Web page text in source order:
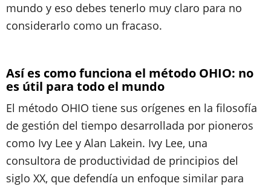
mundo y eso debes tenerlo muy claro para no
considerarlo como un fracaso.
Así es como funciona el método OHIO: no
es útil para todo el mundo
El método OHIO tiene sus orígenes en la filosofía
de gestión del tiempo desarrollada por pioneros
como Ivy Lee y Alan Lakein. Ivy Lee, una
consultora de productividad de principios del
siglo XX, que defendía un enfoque similar para